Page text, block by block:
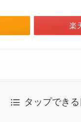
楽
タップでき